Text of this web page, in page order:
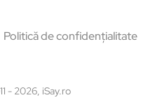
Politică de confidențialitate
- 2026, iSay.ro